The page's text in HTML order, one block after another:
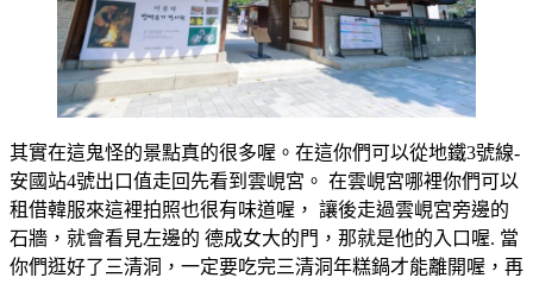
其實在這鬼怪的景點真的很多喔。在這你們可以從地鐵3號線­-
安國站4號出口值走回先看到雲峴宮。 在雲峴宮哪裡你們可以
租借韓服來這裡拍照也很有味道喔， 讓後走過雲峴宮旁邊的
石牆，就會看見左邊的 德成女大的門，那就是他的入口喔. 當
你們逛好了三清洞，一定要吃完三清洞年糕鍋才能離開喔，再